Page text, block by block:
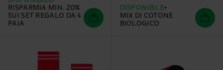
RISPARMIA MIN. 20%
SUI SET REGALO DA 4
PAIA
DISPONIBILE
MIX DI COTONE
BIOLOGICO